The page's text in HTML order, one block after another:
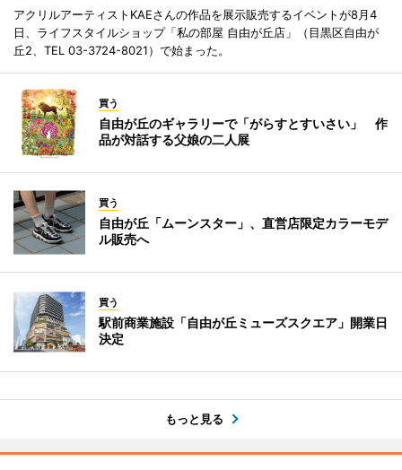
アクリルアーティストKAEさんの作品を展示販売するイベントが8月4
日、ライフスタイルショップ「私の部屋 自由が丘店」（目黒区自由が
丘2、TEL 03-3724-8021）で始まった。
買う
自由が丘のギャラリーで「がらすとすいさい」 作
品が対話する父娘の二人展
買う
自由が丘「ムーンスター」、直営店限定カラーモデ
ル販売へ
買う
駅前商業施設「自由が丘ミューズスクエア」開業日
決定
もっと見る